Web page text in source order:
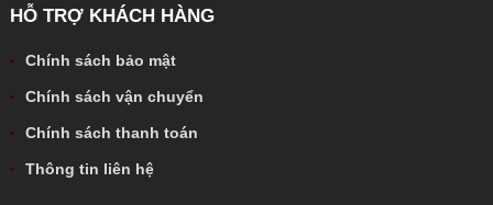
HỖ TRỢ KHÁCH HÀNG
Chính sách bảo mật
Chính sách vận chuyển
Chính sách thanh toán
Thông tin liên hệ